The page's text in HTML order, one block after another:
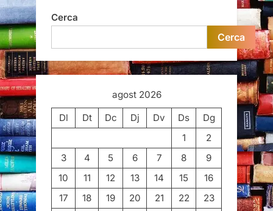
Cerca
Cerca
agost 2026
Dl
Dt Dc Dj Dv Ds
Dg
1
2
3
4 5 6 7 8
9
10
11 12 13 14 15
16
17
18 19 20 21 22
23